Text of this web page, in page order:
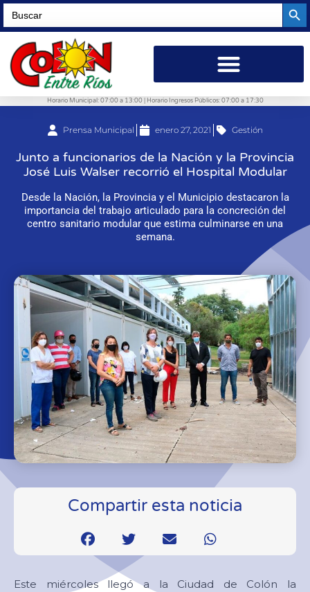
Search
for:
Horario Municipal: 07:00 a 13:00 | Horario Ingresos Públicos: 07:00 a 17:30
Prensa Municipal enero 27, 2021 Gestión
Junto a funcionarios de la Nación y la Provincia
José Luis Walser recorrió el Hospital Modular
Desde la Nación, la Provincia y el Municipio destacaron la
importancia del trabajo articulado para la concreción del
centro sanitario modular que estima culminarse en una
semana.
Compartir esta noticia
Este miércoles llegó a la Ciudad de Colón la